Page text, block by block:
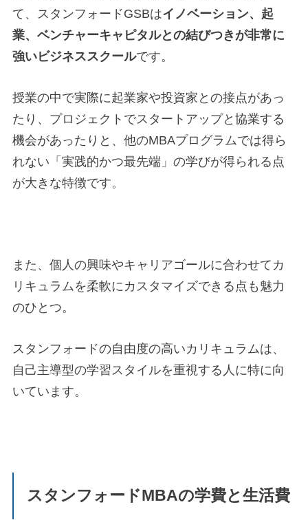
て、スタンフォードGSBはイノベーション、起
業、ベンチャーキャピタルとの結びつきが非常に
強いビジネススクールです。
授業の中で実際に起業家や投資家との接点があっ
たり、プロジェクトでスタートアップと協業する
機会があったりと、他のMBAプログラムでは得ら
れない「実践的かつ最先端」の学びが得られる点
が大きな特徴です。
また、個人の興味やキャリアゴールに合わせてカ
リキュラムを柔軟にカスタマイズできる点も魅力
のひとつ。
スタンフォードの自由度の高いカリキュラムは、
自己主導型の学習スタイルを重視する人に特に向
いています。
スタンフォードMBAの学費と生活費